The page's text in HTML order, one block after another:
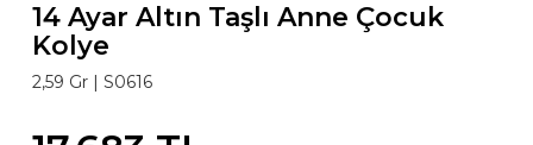
14 Ayar Altın Taşlı Anne Çocuk
Kolye
2,59 Gr | S0616